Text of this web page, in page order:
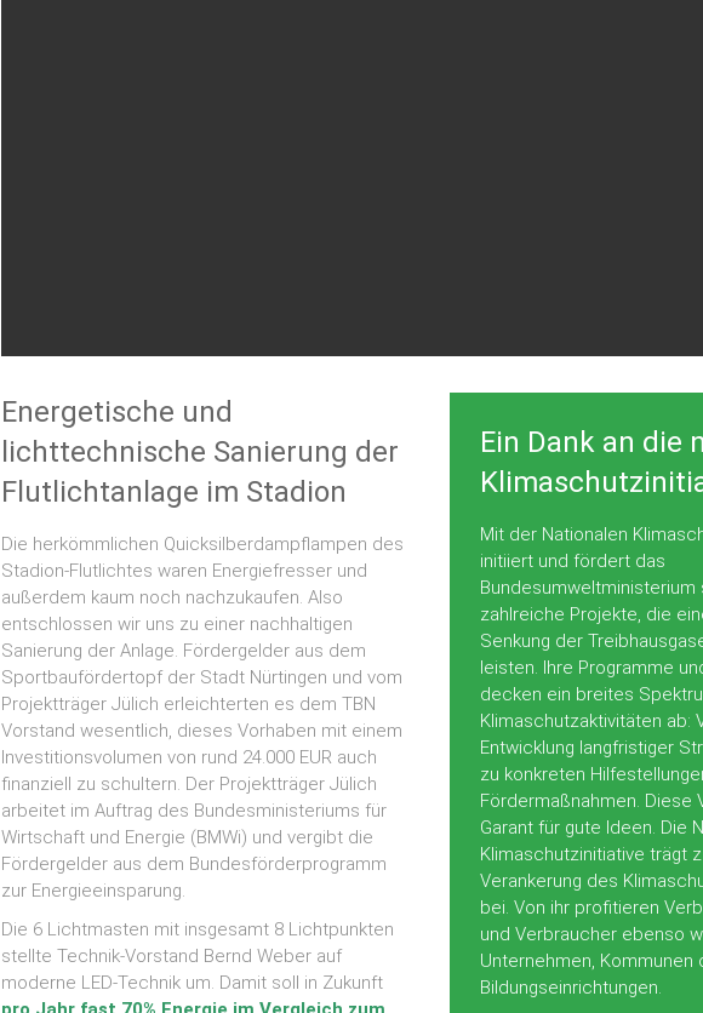
Energetische und
lichttechnische Sanierung der
Flutlichtanlage im Stadion
Die herkömmlichen Quicksilberdampflampen des
Stadion-Flutlichtes waren Energiefresser und
außerdem kaum noch nachzukaufen. Also
entschlossen wir uns zu einer nachhaltigen
Sanierung der Anlage. Fördergelder aus dem
Sportbaufördertopf der Stadt Nürtingen und vom
Projektträger Jülich erleichterten es dem TBN
Vorstand wesentlich, dieses Vorhaben mit einem
Investitionsvolumen von rund 24.000 EUR auch
finanziell zu schultern. Der Projektträger Jülich
arbeitet im Auftrag des Bundesministeriums für
Wirtschaft und Energie (BMWi) und vergibt die
Fördergelder aus dem Bundesförderprogramm
zur Energieeinsparung.
Die 6 Lichtmasten mit insgesamt 8 Lichtpunkten
stellte Technik-Vorstand Bernd Weber auf
moderne LED-Technik um. Damit soll in Zukunft
Ein Dank an die
Mit der Nationalen
initiiert und fördert das
Bundesumweltministerium
zahlreiche Projekte, die
Senkung der
leisten. Ihre Programme
decken ein breites
Klimaschutzaktivitäten ab:
Entwicklung langfristiger
zu konkreten
Fördermaßnahmen. Diese
Garant für gute Ideen. Die
Klimaschutzinitiative trägt
Verankerung des
bei. Von ihr profitieren
und Verbraucher ebenso
Unternehmen, Kommunen
Bildungseinrichtungen.